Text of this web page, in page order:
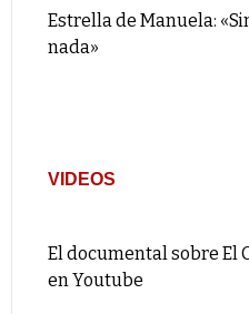
Estrella de Manuela:
nada»
VIDEOS
El documental sobre El
en Youtube